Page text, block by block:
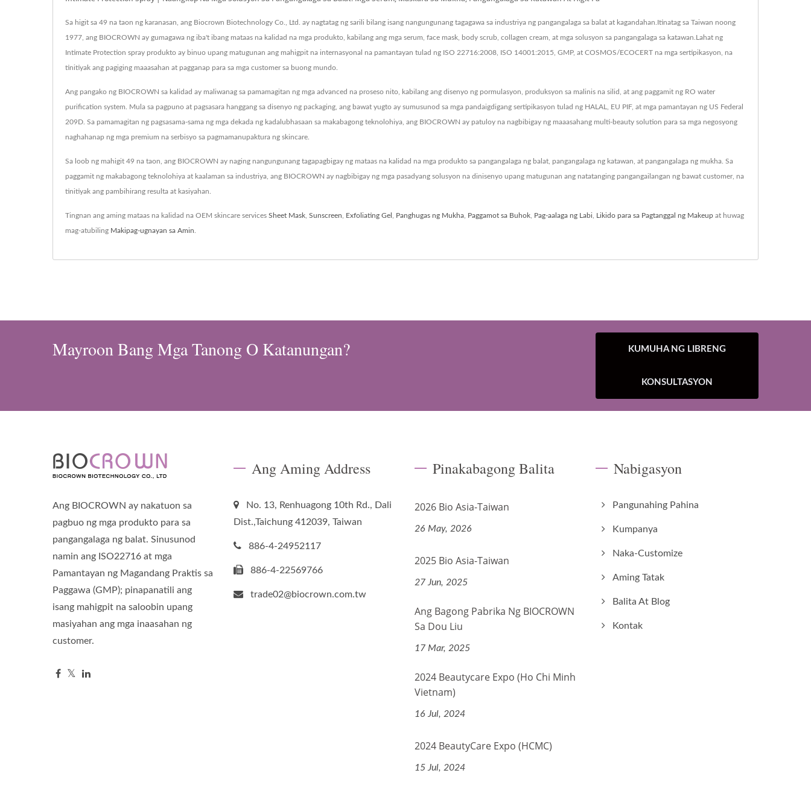
Sa higit sa 49 na taon ng karanasan, ang Biocrown Biotechnology Co., Ltd. ay nagtatag ng sarili bilang isang nangungunang tagagawa sa industriya ng pangangalaga sa balat at kagandahan.Itinatag sa Taiwan noong
1977, ang BIOCROWN ay gumagawa ng iba't ibang mataas na kalidad na mga produkto, kabilang ang mga serum, face mask, body scrub, collagen cream, at mga solusyon sa pangangalaga sa katawan.Lahat ng
Intimate Protection spray produkto ay binuo upang matugunan ang mahigpit na internasyonal na pamantayan tulad ng ISO 22716:2008, ISO 14001:2015, GMP, at COSMOS/ECOCERT na mga sertipikasyon, na
tinitiyak ang pagiging maaasahan at pagganap para sa mga customer sa buong mundo.
Ang pangako ng BIOCROWN sa kalidad ay maliwanag sa pamamagitan ng mga advanced na proseso nito, kabilang ang disenyo ng pormulasyon, produksyon sa malinis na silid, at ang paggamit ng RO water
purification system. Mula sa pagpuno at pagsasara hanggang sa disenyo ng packaging, ang bawat yugto ay sumusunod sa mga pandaigdigang sertipikasyon tulad ng HALAL, EU PIF, at mga pamantayan ng US Federal
209D. Sa pamamagitan ng pagsasama-sama ng mga dekada ng kadalubhasaan sa makabagong teknolohiya, ang BIOCROWN ay patuloy na nagbibigay ng maaasahang multi-beauty solution para sa mga negosyong
naghahanap ng mga premium na serbisyo sa pagmamanupaktura ng skincare.
Sa loob ng mahigit 49 na taon, ang BIOCROWN ay naging nangungunang tagapagbigay ng mataas na kalidad na mga produkto sa pangangalaga ng balat, pangangalaga ng katawan, at pangangalaga ng mukha. Sa
paggamit ng makabagong teknolohiya at kaalaman sa industriya, ang BIOCROWN ay nagbibigay ng mga pasadyang solusyon na dinisenyo upang matugunan ang natatanging pangangailangan ng bawat customer, na
tinitiyak ang pambihirang resulta at kasiyahan.
Tingnan ang aming mataas na kalidad na OEM skincare services Sheet Mask Sunscreen Exfoliating Gel Panghugas ng Mukha Paggamot sa Buhok Pag-aalaga ng Labi Likido para sa Pagtanggal ng Makeup at huwag
mag-atubiling Makipag-ugnayan sa Amin
Mayroon Bang Mga Tanong O Katanungan? KUMUHA NG LIBRENG
KONSULTASYON
Ang BIOCROWN ay nakatuon sa
pagbuo ng mga produkto para sa
pangangalaga ng balat. Sinusunod
namin ang ISO22716 at mga
Pamantayan ng Magandang Praktis sa
Paggawa (GMP); pinapanatili ang
isang mahigpit na saloobin upang
masiyahan ang mga inaasahan ng
customer.
Ang Aming Address
No. 13, Renhuagong 10th Rd., Dali
Dist.,Taichung 412039, Taiwan
886-4-24952117
886-4-22569766
trade02@biocrown.com.tw
Pinakabagong Balita
2026 Bio Asia-Taiwan
26 May, 2026
2025 Bio Asia-Taiwan
27 Jun, 2025
Ang Bagong Pabrika Ng BIOCROWN
Sa Dou Liu
17 Mar, 2025
2024 Beautycare Expo (Ho Chi Minh
Vietnam)
16 Jul, 2024
2024 BeautyCare Expo (HCMC)
15 Jul, 2024
Nabigasyon
Pangunahing Pahina
Kumpanya
Naka-Customize
Aming Tatak
Balita At Blog
Kontak